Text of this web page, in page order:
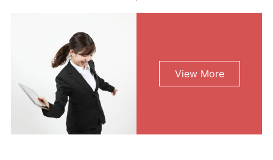
お問い合わせ
利用規約
使い方・ヘルプ
View More